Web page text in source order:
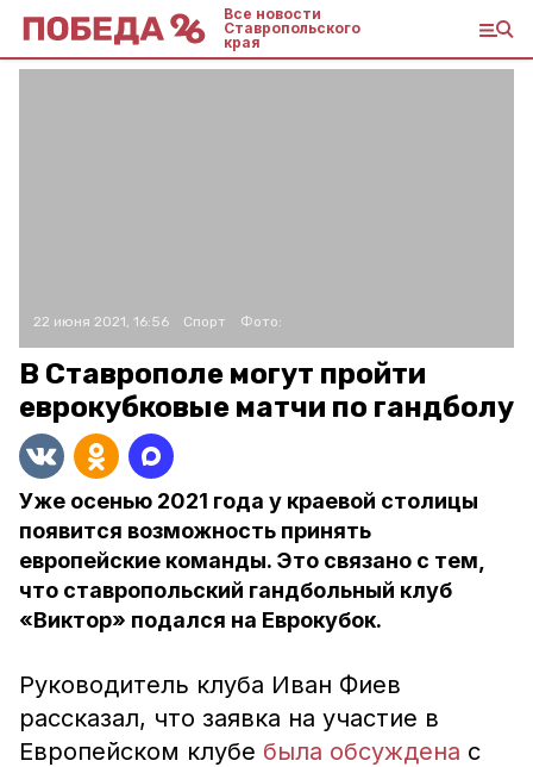
Все новости
Ставропольского
края
22 июня 2021, 16:56 Спорт Фото:
В Ставрополе могут пройти
еврокубковые матчи по гандболу
Уже осенью 2021 года у краевой столицы
появится возможность принять
европейские команды. Это связано с тем,
что ставропольский гандбольный клуб
«Виктор» подался на Еврокубок.
Руководитель клуба Иван Фиев
рассказал, что заявка на участие в
Европейском клубе была обсуждена с